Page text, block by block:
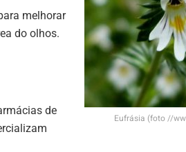
Eufrásia (foto //
melhorar
do olhos.
de